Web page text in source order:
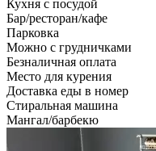
Кухня с посудой
Бар/ресторан/кафе
Парковка
Можно с грудничками
Безналичная оплата
Место для курения
Доставка еды в номер
Стиральная машина
Мангал/барбекю